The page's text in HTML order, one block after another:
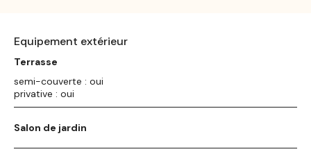
Equipement extérieur
Terrasse
semi-couverte : oui
privative : oui
Salon de jardin